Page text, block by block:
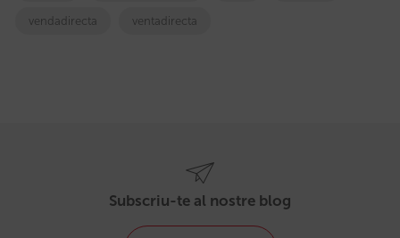
vendadirecta ventadirecta
Subscriu-te al nostre blog